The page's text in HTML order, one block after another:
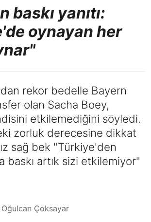
baskı yanıtı:
oynayan her
rekor bedelle Bayern
olan Sacha Boey,
etkilemediğini söyledi.
zorluk derecesine dikkat
sağ bek "Türkiye'den
baskı artık sizi etkilemiyor"
Çoksayar